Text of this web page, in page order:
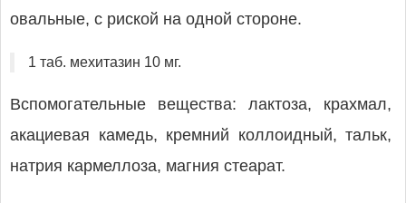
овальные, с риской на одной стороне.
1 таб. мехитазин 10 мг.
Вспомогательные вещества: лактоза, крахмал,
акациевая камедь, кремний коллоидный, тальк,
натрия кармеллоза, магния стеарат.